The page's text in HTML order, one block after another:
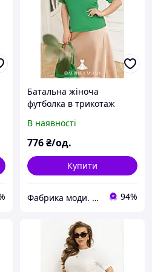
Батальна жіноча
футболка в трикотаж
52, 54-56, 58-60, 62-64, 66-
68
В наявності
776₴/од.
Купити
Фабрика моди. Інтернет-магазин жіночого одягу великих розмірів м. Одеса 94%